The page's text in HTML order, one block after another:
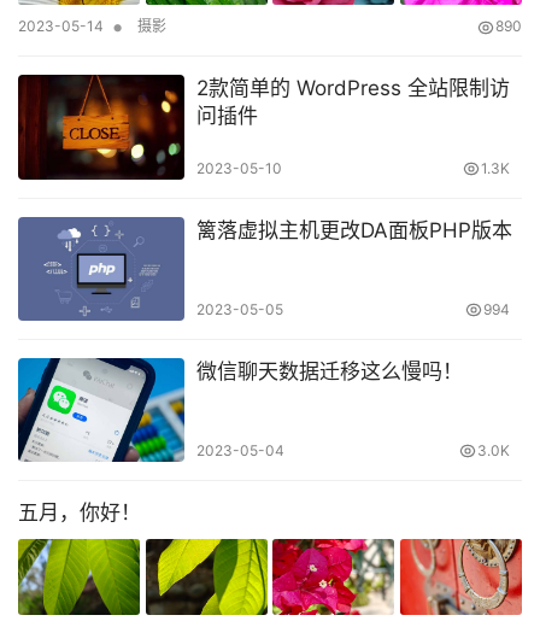
2023-05-14 • 摄影 890
2款简单的 WordPress 全站限制访
问插件
2023-05-10 1.3K
篱落虚拟主机更改DA面板PHP版本
2023-05-05 994
微信聊天数据迁移这么慢吗！
2023-05-04 3.0K
五月，你好！